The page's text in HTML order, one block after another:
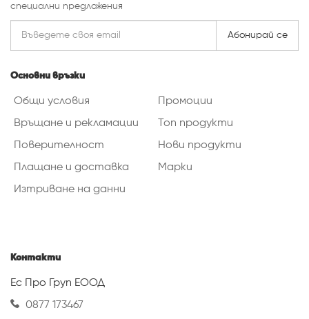
специални предложения
Абонирай се
Основни връзки
Общи условия
Връщане и рекламации
Поверителност
Плащане и доставка
Изтриване на данни
Промоции
Топ продукти
Нови продукти
Марки
Контакти
Ес Про Груп ЕООД
0877 173467